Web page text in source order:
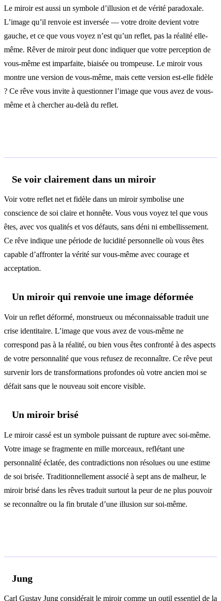
Le miroir est aussi un symbole d’illusion et de vérité paradoxale.
L’image qu’il renvoie est inversée — votre droite devient votre
gauche, et ce que vous voyez n’est qu’un reflet, pas la réalité elle-
même. Rêver de miroir peut donc indiquer que votre perception de
vous-même est imparfaite, biaisée ou trompeuse. Le miroir vous
montre une version de vous-même, mais cette version est-elle fidèle
? Ce rêve vous invite à questionner l’image que vous avez de vous-
même et à chercher au-delà du reflet.
Se voir clairement dans un miroir
Voir votre reflet net et fidèle dans un miroir symbolise une
conscience de soi claire et honnête. Vous vous voyez tel que vous
êtes, avec vos qualités et vos défauts, sans déni ni embellissement.
Ce rêve indique une période de lucidité personnelle où vous êtes
capable d’affronter la vérité sur vous-même avec courage et
acceptation.
Un miroir qui renvoie une image déformée
Voir un reflet déformé, monstrueux ou méconnaissable traduit une
crise identitaire. L’image que vous avez de vous-même ne
correspond pas à la réalité, ou bien vous êtes confronté à des aspects
de votre personnalité que vous refusez de reconnaître. Ce rêve peut
survenir lors de transformations profondes où votre ancien moi se
défait sans que le nouveau soit encore visible.
Un miroir brisé
Le miroir cassé est un symbole puissant de rupture avec soi-même.
Votre image se fragmente en mille morceaux, reflétant une
personnalité éclatée, des contradictions non résolues ou une estime
de soi brisée. Traditionnellement associé à sept ans de malheur, le
miroir brisé dans les rêves traduit surtout la peur de ne plus pouvoir
se reconnaître ou la fin brutale d’une illusion sur soi-même.
Jung
Carl Gustav Jung considérait le miroir comme un outil essentiel de la